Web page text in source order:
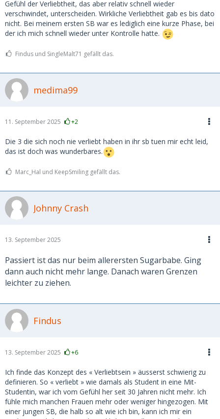
Gefühl der Verliebtheit, das aber relativ schnell wieder
verschwindet, unterscheiden. Wirkliche Verliebtheit gab es bis dato
nicht. Bei meinem ersten SB war es lediglich eine kurze Phase, bei
der ich mich schnell wieder unter Kontrolle hatte.
Findus und SingleMalt71 gefällt das.
medima99
11. September 2025 +2
Die 3 die sich noch nie verliebt haben in ihr sb tuen mir echt leid,
das ist doch was wunderbares.
Marc_Hal und KeepSmiling gefällt das.
Johnny Crash
13. September 2025
Passiert ist das nur beim allerersten Sugarbabe. Ging
dann auch nicht mehr lange. Danach waren Grenzen
leichter zu ziehen.
Findus
13. September 2025 +6
Ich finde das Konzept des « Verliebtsein » äusserst schwierig zu
definieren. So « verliebt » wie damals als Student in eine Mit-
Studentin, war ich vom Gefühl her seit 30 Jahren nicht mehr. Ich
fühle mich manchen Frauen mehr oder weniger hingezogen. Mit
einer jungen SB, die halb so alt wie ich bin, kann ich mir ein